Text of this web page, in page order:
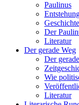
Paulinus
Der
Literatur
Der gerade Weg
Der
Wie
Literatur